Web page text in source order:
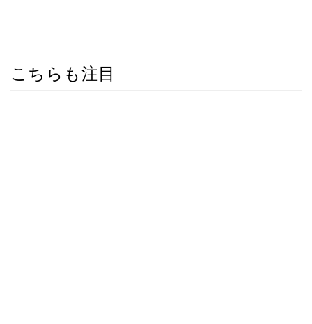
こちらも注目